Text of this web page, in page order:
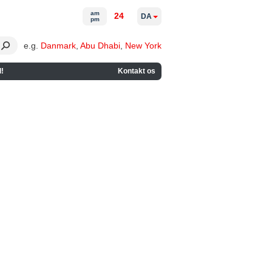
e.g. Danmark Abu Dhabi New York
Kontakt os
am
pm
24 DA